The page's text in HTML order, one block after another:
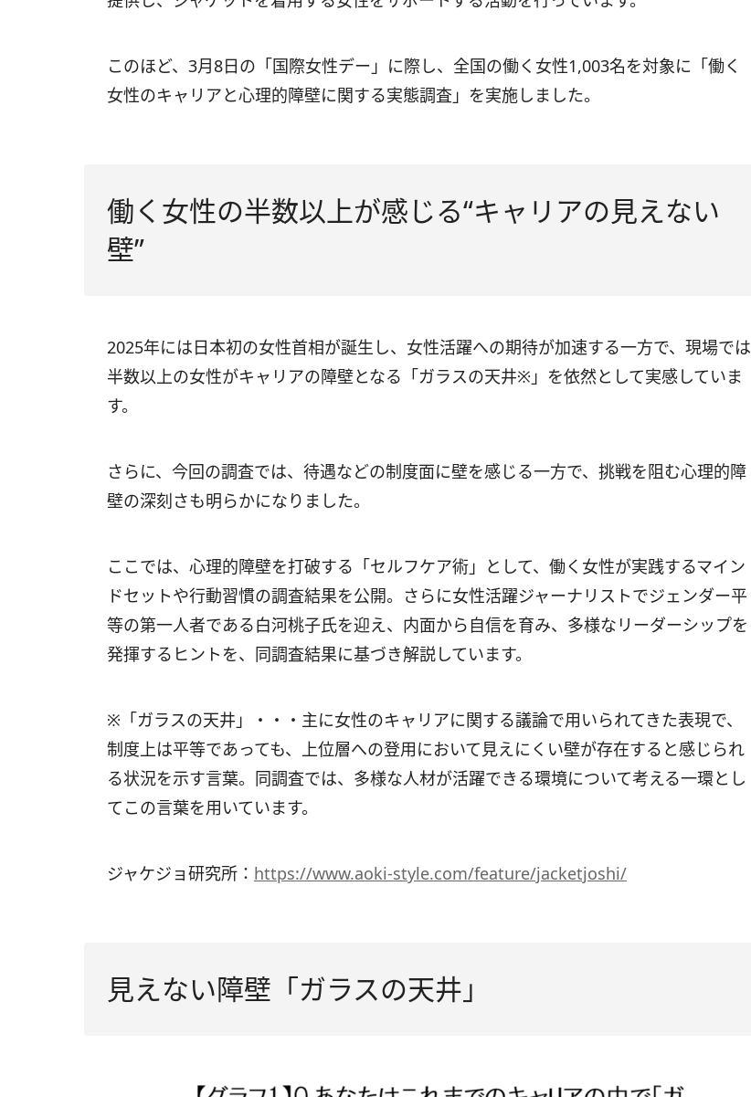
このほど、3月8日の「国際女性デー」に際し、全国の働く女性1,003名を対象に「働く
女性のキャリアと心理的障壁に関する実態調査」を実施しました。
働く女性の半数以上が感じる“キャリアの見えない
壁”
2025年には日本初の女性首相が誕生し、女性活躍への期待が加速する一方で、現場では
半数以上の女性がキャリアの障壁となる「ガラスの天井※」を依然として実感していま
す。
さらに、今回の調査では、待遇などの制度面に壁を感じる一方で、挑戦を阻む心理的障
壁の深刻さも明らかになりました。
ここでは、心理的障壁を打破する「セルフケア術」として、働く女性が実践するマイン
ドセットや行動習慣の調査結果を公開。さらに女性活躍ジャーナリストでジェンダー平
等の第一人者である白河桃子氏を迎え、内面から自信を育み、多様なリーダーシップを
発揮するヒントを、同調査結果に基づき解説しています。
※「ガラスの天井」・・・主に女性のキャリアに関する議論で用いられてきた表現で、
制度上は平等であっても、上位層への登用において見えにくい壁が存在すると感じられ
る状況を示す言葉。同調査では、多様な人材が活躍できる環境について考える一環とし
てこの言葉を用いています。
ジャケジョ研究所： https://www.aoki-style.com/feature/jacketjoshi/
見えない障壁「ガラスの天井」